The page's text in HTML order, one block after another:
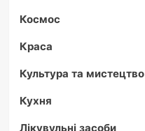
Космос
Краса
Культура та мистецтво
Кухня
Лікувульні засоби